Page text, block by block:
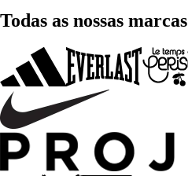
Todas as nossas marcas